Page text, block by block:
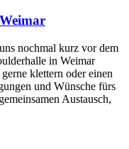
nochmal kurz vor dem
in Weimar
klettern oder einen
und Wünsche fürs
Austausch,